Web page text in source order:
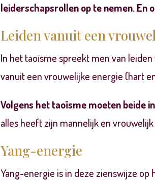
leiderschapsrollen op te nemen. En
Leiden vanuit een
In het taoïsme spreekt men van
vanuit een vrouwelijke energie (hart
Volgens het taoïsme moeten beide
alles heeft zijn mannelijk en
Yang-energie
Yang-energie is in deze zienswijze op